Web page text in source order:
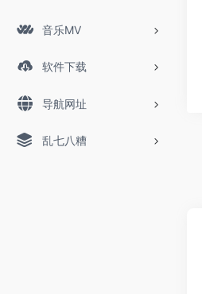
音乐MV
软件下载
导航网址
乱七八糟